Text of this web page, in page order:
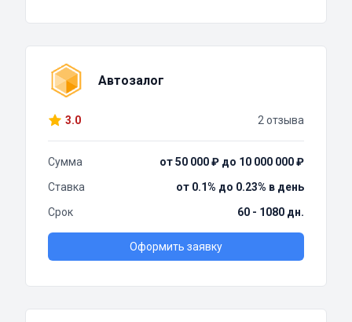
Автозалог
3.0 2 отзыва
Сумма
от 50 000 ₽ до 10 000 000 ₽
Ставка
от 0.1% до 0.23% в день
Срок
60 - 1080 дн.
Оформить заявку